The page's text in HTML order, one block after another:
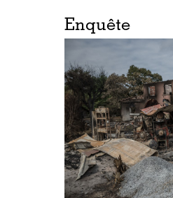
Enquête